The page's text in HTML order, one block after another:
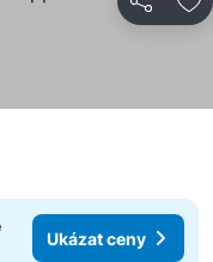
Sdílet
Ukázat ceny